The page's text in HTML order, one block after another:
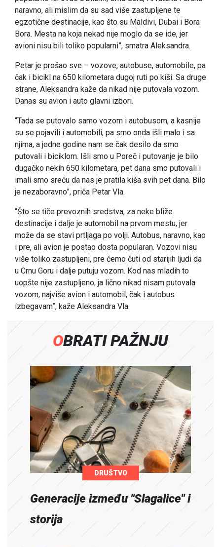
naravno, ali mislim da su sad više zastupljene te
egzotične destinacije, kao što su Maldivi, Dubai i Bora
Bora. Mesta na koja nekad nije moglo da se ide, jer
avioni nisu bili toliko popularni”, smatra Aleksandra.
Petar je prošao sve – vozove, autobuse, automobile, pa
čak i bicikl na 650 kilometara dugoj ruti po kiši. Sa druge
strane, Aleksandra kaže da nikad nije putovala vozom.
Danas su avion i auto glavni izbori.
“Tada se putovalo samo vozom i autobusom, a kasnije
su se pojavili i automobili, pa smo onda išli malo i sa
njima, a jedne godine nam se čak desilo da smo
putovali i biciklom. Išli smo u Poreč i putovanje je bilo
dugačko nekih 650 kilometara, pet dana smo putovali i
imali smo sreću da nas je pratila kiša svih pet dana. Bilo
je nezaboravno”, priča Petar Vla.
“Što se tiče prevoznih sredstva, za neke bliže
destinacije i dalje je automobil na prvom mestu, jer
može da se stavi prtljaga po volji. Autobus, naravno, kao
i pre, ali avion je postao dosta popularan. Vozovi nisu
više toliko zastupljeni, pre ćemo čuti od starijih ljudi da
u Crnu Goru i dalje putuju vozom. Kod nas mladih to
uopšte nije zastupljeno, ja lično nikad nisam putovala
vozom, najviše avion i automobil, čak i autobus
izbegavam”, kaže Aleksandra Vla.
OBRATI PAŽNJU
DRUŠTVO
Generacije između "Slagalice" i
storija